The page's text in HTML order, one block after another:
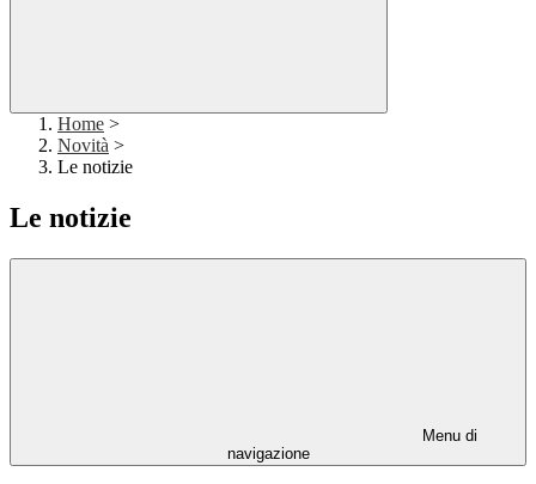
Home >
Novità >
Le notizie
Le notizie
Menu di
navigazione